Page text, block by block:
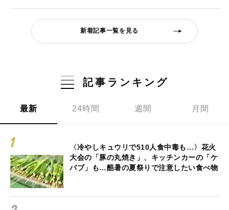
新着記事一覧を見る
記事ランキング
最新 24時間 週間 月間
〈冷やしキュウリで510人食中毒も…〉花火
大会の「豚の丸焼き」、キッチンカーの「ケ
バブ」も…酷暑の夏祭りで注意したい食べ物